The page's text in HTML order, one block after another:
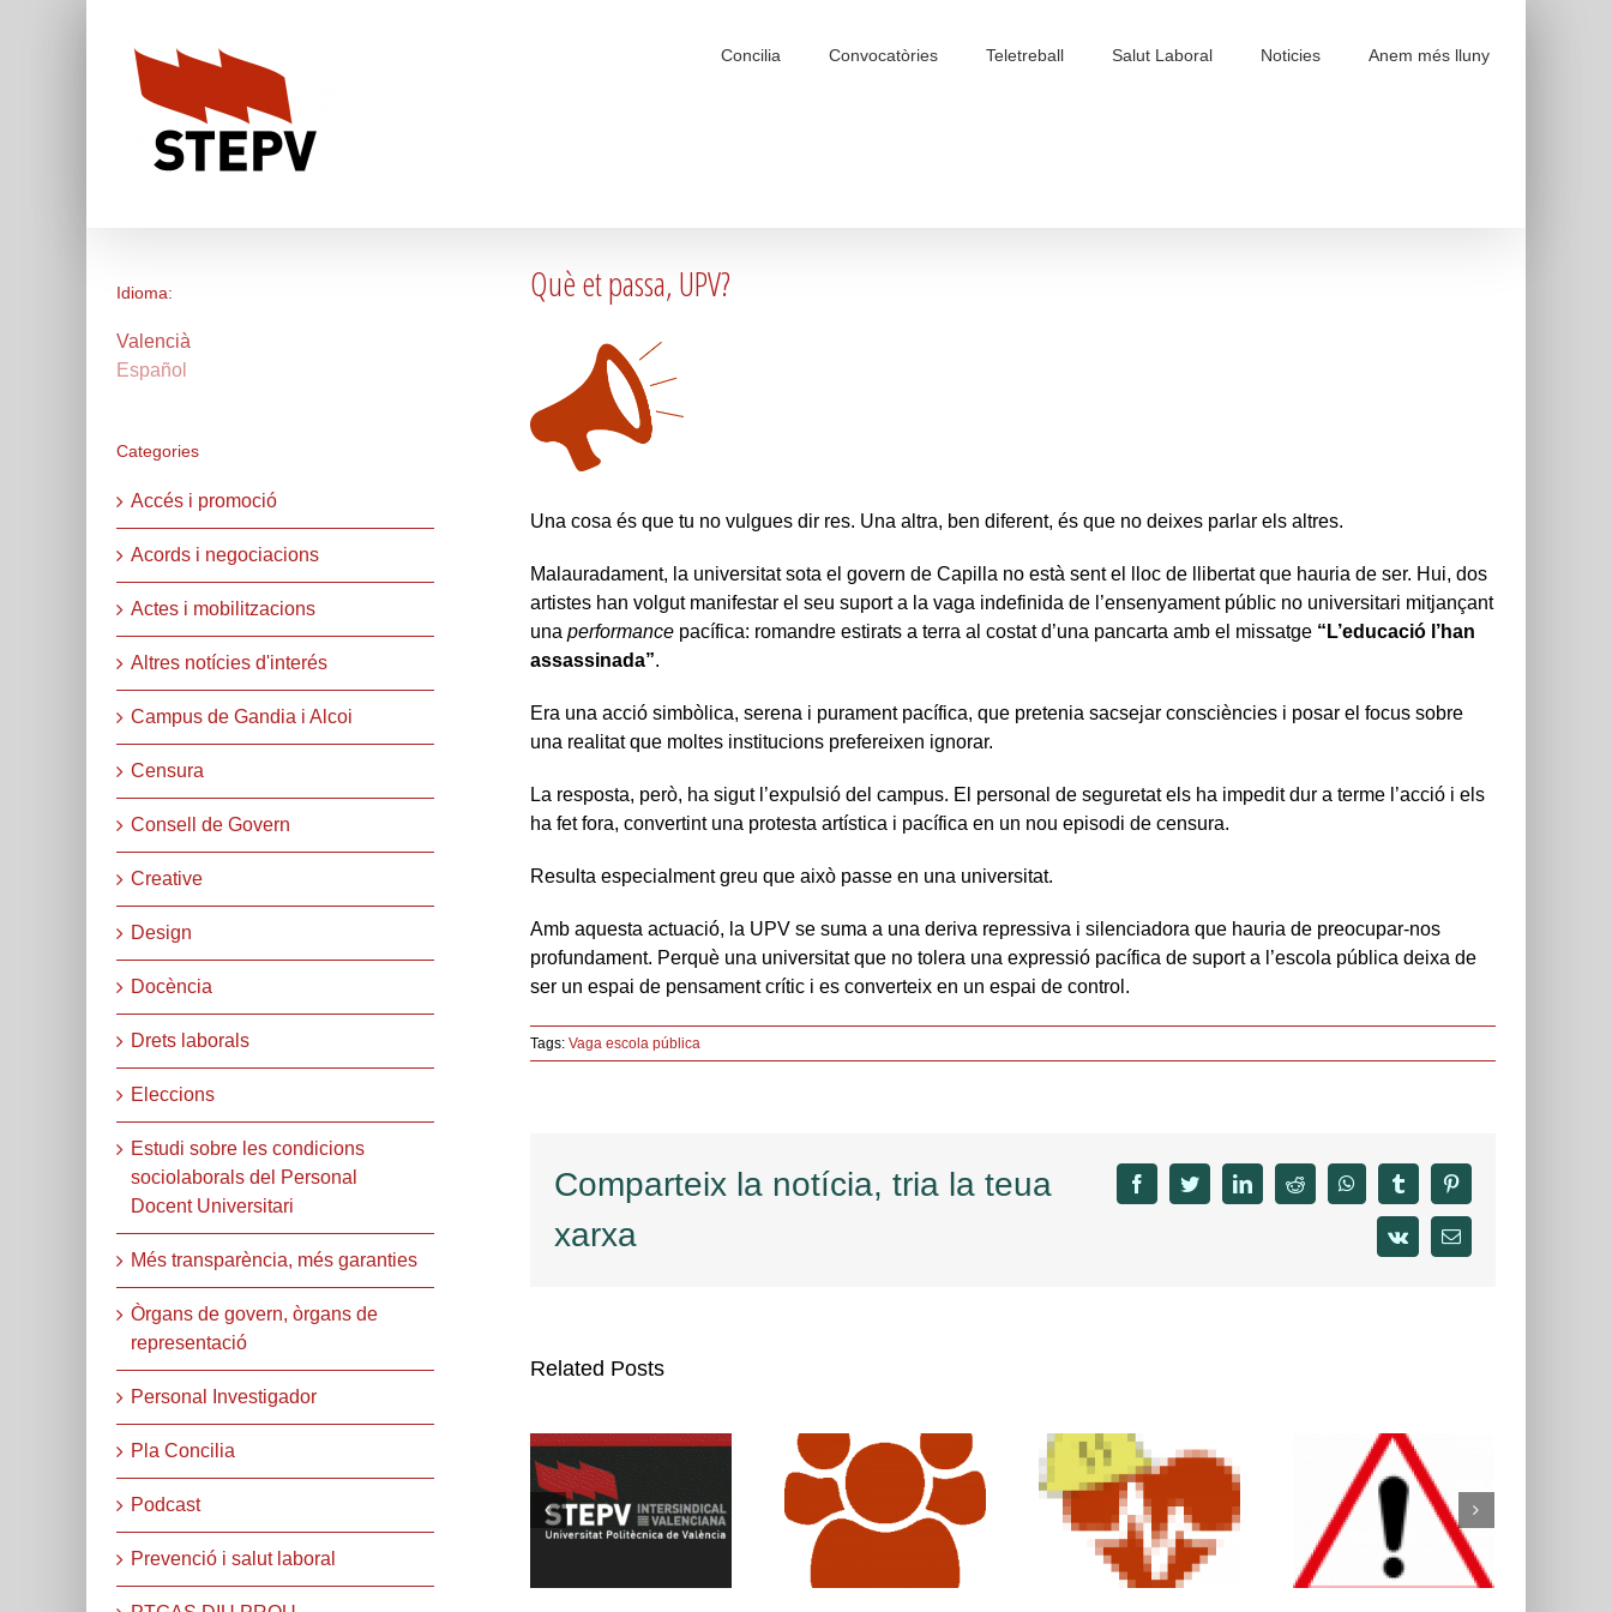
Concilia Convocatòries Teletreball Salut Laboral Noticies Anem més lluny
Què et passa, UPV?
Una cosa és que tu no vulgues dir res. Una altra, ben diferent, és que no deixes parlar els altres.
Malauradament, la universitat sota el govern de Capilla no està sent el lloc de llibertat que hauria de ser. Hui, dos
artistes han volgut manifestar el seu suport a la vaga indefinida de l’ensenyament públic no universitari mitjançant
una performancepacífica: romandre estirats a terra al costat d’una pancarta amb el missatge “L’educació l’han
assassinada”.
Era una acció simbòlica, serena i purament pacífica, que pretenia sacsejar consciències i posar el focus sobre
una realitat que moltes institucions prefereixen ignorar.
La resposta, però, ha sigut l’expulsió del campus. El personal de seguretat els ha impedit dur a terme l’acció i els
ha fet fora, convertint una protesta artística i pacífica en un nou episodi de censura.
Resulta especialment greu que això passe en una universitat.
Amb aquesta actuació, la UPV se suma a una deriva repressiva i silenciadora que hauria de preocupar-nos
profundament. Perquè una universitat que no tolera una expressió pacífica de suport a l’escola pública deixa de
ser un espai de pensament crític i es converteix en un espai de control.
Tags: Vaga escola pública
Comparteix la notícia, tria la teua
xarxa
facebooktwitter linkedinreddit whatsapptumblrpinterest
vk Email
Related Posts
Idioma:
Valencià
Español
Categories
Accés i promoció
Acords i negociacions
Actes i mobilitzacions
Altres notícies d'interés
Campus de Gandia i Alcoi
Censura
Consell de Govern
Creative
Design
Docència
Drets laborals
Eleccions
Estudi sobre les condicions
sociolaborals del Personal
Docent Universitari
Més transparència, més garanties
Òrgans de govern, òrgans de
representació
Personal Investigador
Pla Concilia
Podcast
Prevenció i salut laboral